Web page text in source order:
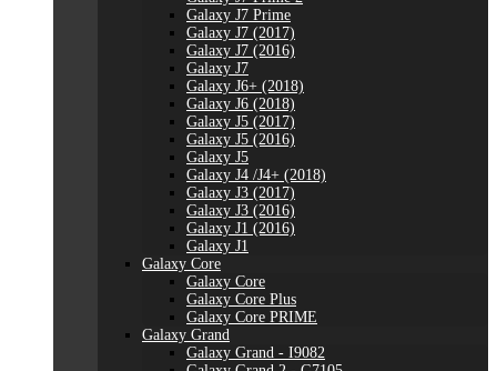
Galaxy J7 Prime
Galaxy J7 (2017)
Galaxy J7 (2016)
Galaxy J7
Galaxy J6+ (2018)
Galaxy J6 (2018)
Galaxy J5 (2017)
Galaxy J5 (2016)
Galaxy J5
Galaxy J4 /J4+ (2018)
Galaxy J3 (2017)
Galaxy J3 (2016)
Galaxy J1 (2016)
Galaxy J1
Galaxy Core
Galaxy Core
Galaxy Core Plus
Galaxy Core PRIME
Galaxy Grand
Galaxy Grand - I9082